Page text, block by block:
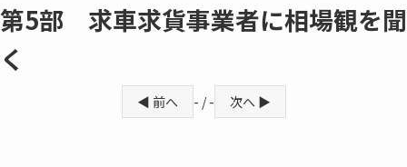
第5部 求車求貨事業者に相場観を聞
く
◀ 前へ - / - 次へ ▶